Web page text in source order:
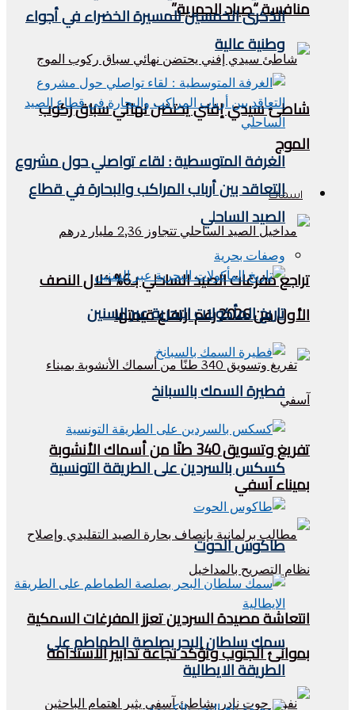
منافسة “صياد الحمرية”
شاطئ سيدي إفني يحتضن نهائي سباق ركوب
الموج
اسماك
تراجع مفرغات الصيد الساحلي بـ6% خلال النصف
الأول من 2026 رغم ارتفاع قيمتها
تفريغ وتسويق 340 طنًا من أسماك الأنشوبة
بميناء آسفي
انتعاشة مصيدة السردين تعزز المفرغات السمكية
بموانئ الجنوب وتؤكد نجاعة تدابير الاستدامة
الذكرى الخمسين للمسيرة الخضراء في أجواء
وطنية عالية
الغرفة المتوسطية : لقاء تواصلي حول مشروع
التعاقد بين أرباب المراكب والبحارة في قطاع
الصيد الساحلي
وصفات بحرية
تاريخ المأكولات البحرية عبر السنين
فطيرة السمك بالسبانخ
كسكس بالسردين على الطريقة التونسية
طاكوس الحوت
سمك سلطان البحر بصلصة الطماطم على
الطريقة الايطالية